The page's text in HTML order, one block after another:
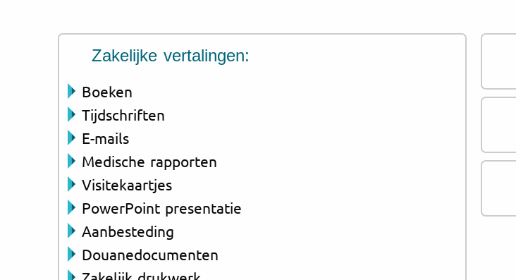
Zakelijke vertalingen:
Boeken
Tijdschriften
E-mails
Medische rapporten
Visitekaartjes
PowerPoint presentatie
Aanbesteding
Douanedocumenten